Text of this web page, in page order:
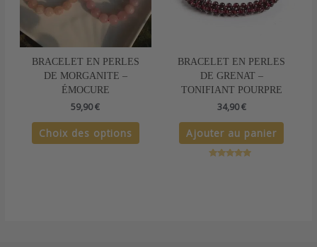
BRACELET EN PERLES
DE MORGANITE –
ÉMOCURE
59,90€
Choix des options
peuvent
être
choisies
BRACELET EN PERLES
DE GRENAT –
TONIFIANT POURPRE
34,90€
Ajouter au panier